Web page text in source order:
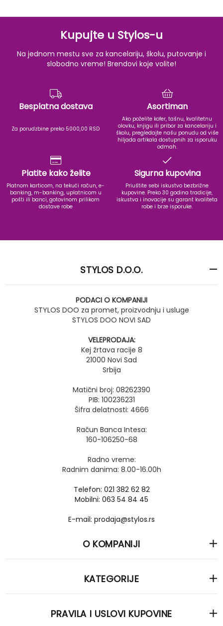
Kupujte u Stylos-u
Na jednom mestu sve za kancelariju, školu, putovanje i
slobodno vreme! Brendovi koje volite!
Besplatna dostava
Za porudzbine preko 5000,00 RSD
Asortiman
Ako poželite kofer, tašnu, kvalitetnu
olovku, knjigu ili pribor za kancelariju i
školu, pregledajte našu ponudu od više
hiljada artikala dostupnih za isporuku
odmah.
Platite kako želite
Platnom karticom, na tekući račun, e-
banking, m-banking, uplatnicom u
pošti ili banci, gotovinom prilikom
dostave robe
Sigurna kupovina
Priuštite sebi iskustvo bezbrižne
kupovine. Preko 30 godina tradicije,
iskustva i inovacije su garant kvaliteta
robe i brze isporuke.
STYLOS D.O.O.
PODACI O KOMPANIJI
STYLOS DOO za promet, proizvodnju i usluge
STYLOS DOO NOVI SAD
VELEPRODAJA:
Kej žrtava racije 8
21000 Novi Sad
Srbija
Matični broj: 08262390
PIB: 100236231
Šifra delatnosti: 4666
Račun Banca Intesa:
160-106250-68
Radno vreme:
Radnim danima: 8.00-16.00h
Telefon: 021 382 62 82
Mobilni: 063 54 84 45
E-mail: prodaja@stylos.rs
O KOMPANIJI
KATEGORIJE
PRAVILA I USLOVI KUPOVINE